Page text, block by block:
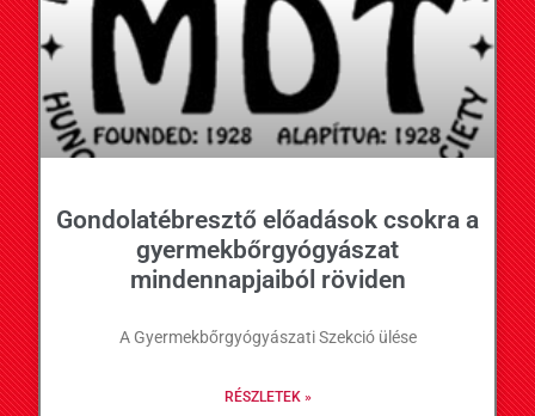
Gondolatébresztő előadások csokra a
gyermekbőrgyógyászat
mindennapjaiból röviden
A Gyermekbőrgyógyászati Szekció ülése
RÉSZLETEK »